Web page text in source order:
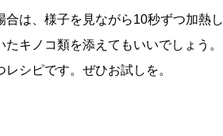
は、様子を見ながら10秒ずつ加熱し
キノコ類を添えてもいいでしょう。
シピです。ぜひお試しを。